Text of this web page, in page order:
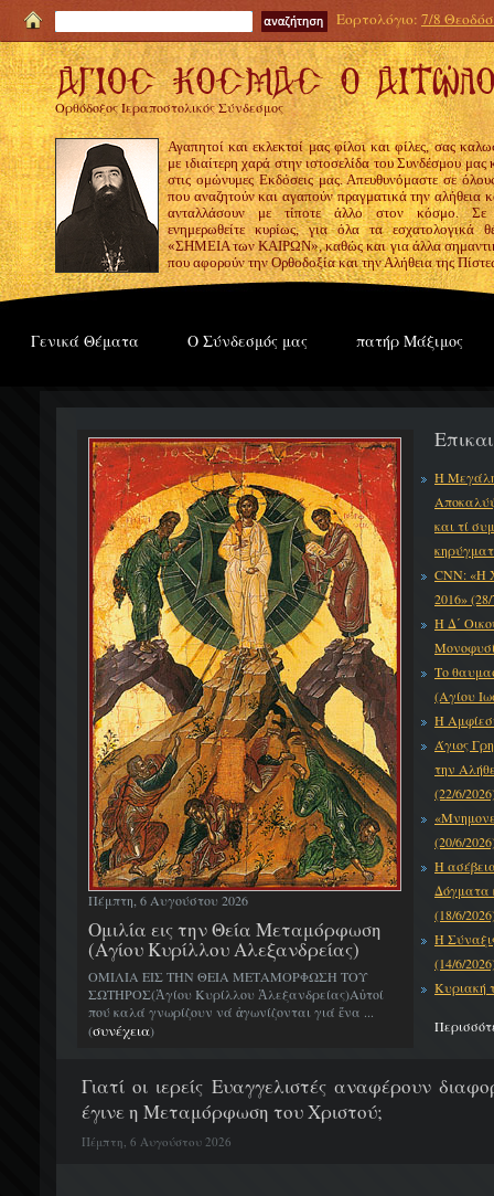
Εορτολόγιο: 7/8
Ορθόδοξος Ιεραποστολικός Σύνδεσμος
Αγαπητοί και εκλεκτοί μας φίλοι και φίλες, σας
με ιδιαίτερη χαρά στην ιστοσελίδα του Συνδέσμου μας
στις ομώνυμες Εκδόσεις μας. Απευθυνόμαστε σε
που αναζητούν και αγαπούν πραγματικά την αλήθεια
ανταλλάσουν με τίποτε άλλο στον κόσμο.
ενημερωθείτε κυρίως, για όλα τα εσχατολογικά
«ΣΗΜΕΙΑ των ΚΑΙΡΩΝ», καθώς και για άλλα
που αφορούν την Ορθοδοξία και την Αλήθεια της
Γενικά Θέματα Ο Σύνδεσμός μας πατήρ Μάξιμος
Πέμπτη, 6 Αυγούστου 2026
Ομιλία εις την Θεία Μεταμόρφωση
(Αγίου Κυρίλλου Αλεξανδρείας)
ΟΜΙΛΙΑ ΕΙΣ ΤΗΝ ΘΕΙΑ ΜΕΤΑΜΟΡΦΩΣΗ ΤΟΥ
ΣΩΤΗΡΟΣ(Ἁγίου Κυρίλλου Ἀλεξανδρείας)Αὐτοί
πού καλά γνωρίζουν νά ἀγωνίζονται γιά ἕνα ...
(συνέχεια)
Η Μεγάλη
και τί
CNN: «Η
2016»
Η Δ΄
Το
(Αγίου
Η
Άγιος
την
(22/6/
(20/6/
Η
Δόγματα
(18/6/
Η
(14/6/
Κυριακή
Γιατί οι ιερείς Ευαγγελιστές αναφέρουν
έγινε η Μεταμόρφωση του Χριστού;
Πέμπτη, 6 Αυγούστου 2026